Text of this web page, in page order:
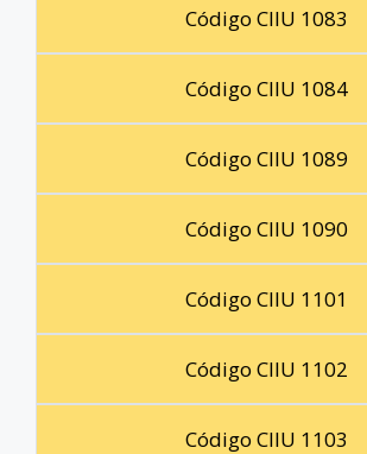
Código CIIU 1083
Código CIIU 1084
Código CIIU 1089
Código CIIU 1090
Código CIIU 1101
Código CIIU 1102
Código CIIU 1103